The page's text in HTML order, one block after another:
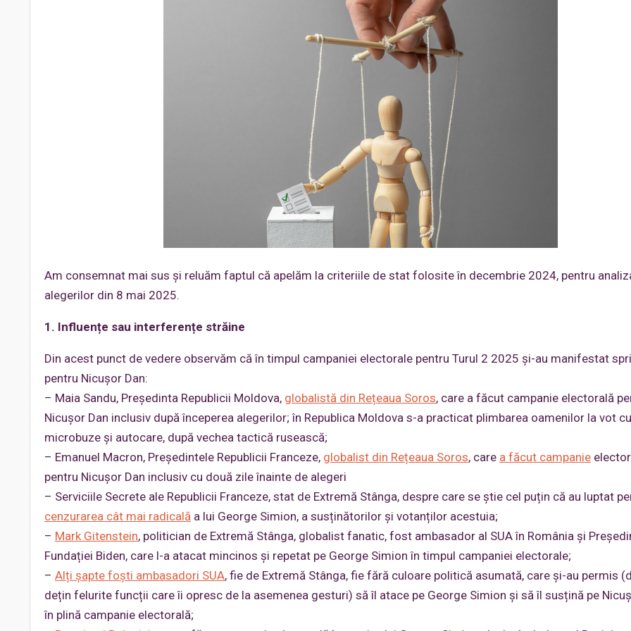
Am consemnat mai sus și reluăm faptul că apelăm la criteriile de stat folosite în decembrie 2024, pentru
alegerilor din 8 mai 2025.
1. Influențe sau interferențe străine
Din acest punct de vedere observăm că în timpul campaniei electorale pentru Turul 2 2025 și-au manifestat
pentru Nicușor Dan:
– Maia Sandu, Președinta Republicii Moldova, globalistă din Rețeaua Soros, care a făcut campanie electorală
Nicușor Dan inclusiv după începerea alegerilor; în Republica Moldova s-a practicat plimbarea oamenilor la vot cu
microbuze și autocare, după vechea tactică rusească;
– Emanuel Macron, Președintele Republicii Franceze, globalist din Rețeaua Soros, care a făcut campanie
pentru Nicușor Dan inclusiv cu două zile înainte de alegeri
– Serviciile Secrete ale Republicii Franceze, stat de Extremă Stânga, despre care se știe cel puțin că au luptat
cenzurarea cât mai radicală a lui George Simion, a susținătorilor și votanților acestuia;
– Mark Gitenstein, politician de Extremă Stânga, globalist fanatic, fost ambasador al SUA în România și
Fundației Biden, care l-a atacat mincinos și repetat pe George Simion în timpul campaniei electorale;
– Alți șapte foști ambasadori SUA, fie de Extremă Stânga, fie fără culoare politică asumată, care și-au permis
dețin felurite funcții care îi opresc de la asemenea gesturi) să îl atace pe George Simion și să îl susțină pe
în plină campanie electorală;